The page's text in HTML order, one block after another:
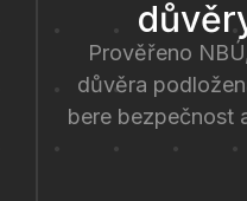
Prověřeno
důvěra
bere bezpečnost